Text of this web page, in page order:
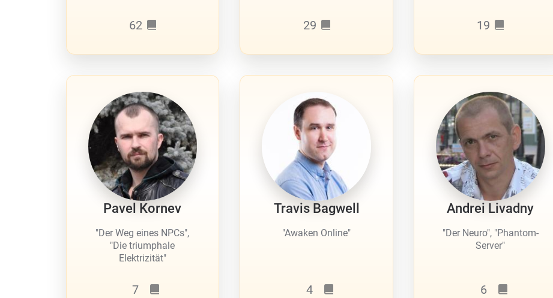
62 29 19
Pavel Kornev
"Der Weg eines NPCs",
"Die triumphale
Elektrizität"
7
Travis Bagwell
"Awaken Online"
4
Andrei Livadny
"Der Neuro", "Phantom-
Server"
6